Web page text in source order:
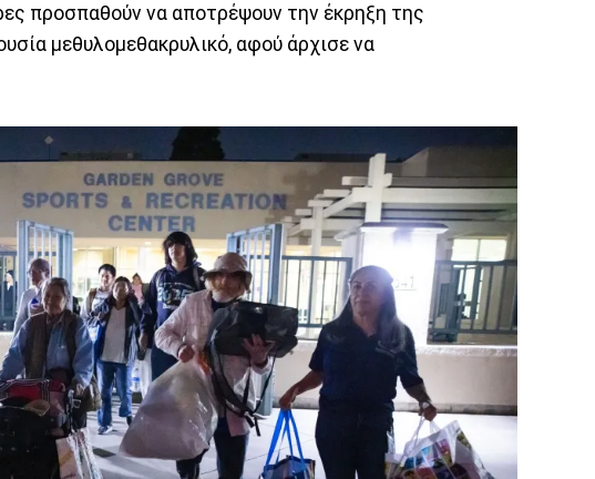
προσπαθούν να αποτρέψουν την έκρηξη της
μεθυλομεθακρυλικό, αφού άρχισε να